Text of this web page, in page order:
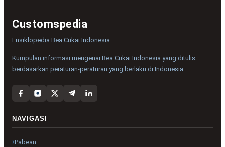
Customspedia
Ensiklopedia Bea Cukai Indonesia
Kumpulan informasi mengenai Bea Cukai Indonesia yang ditulis
berdasarkan peraturan-peraturan yang berlaku di Indonesia.
NAVIGASI
Pabean